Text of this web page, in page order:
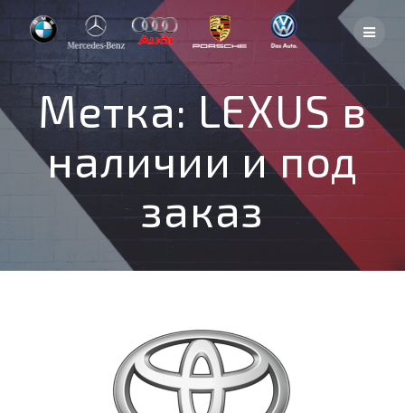
to
content
Метка: LEXUS в
наличии и под
заказ